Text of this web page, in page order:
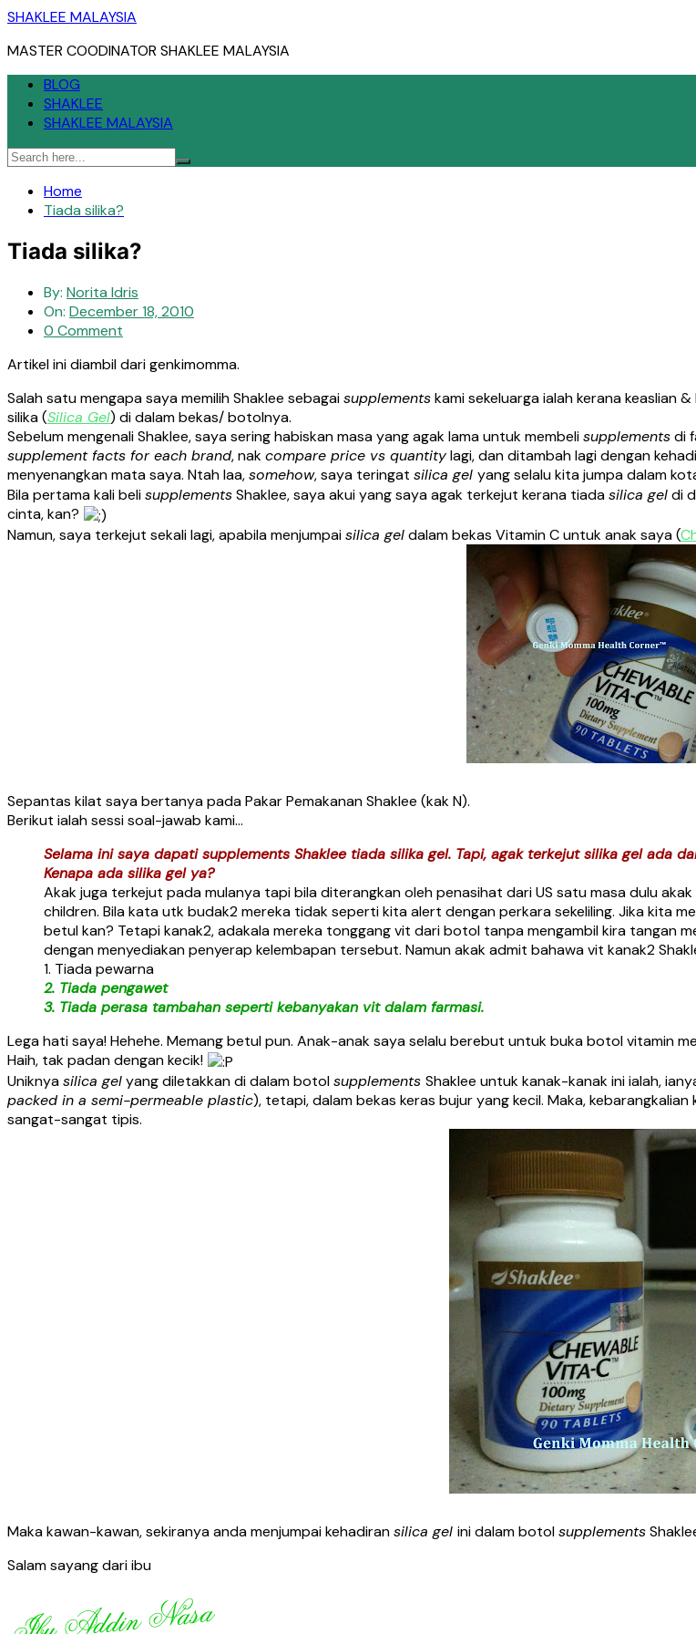
Skip
content
SHAKLEE MALAYSIA
MASTER COODINATOR SHAKLEE MALAYSIA
BLOG
SHAKLEE
SHAKLEE MALAYSIA
Home
Tiada silika?
Tiada silika?
By: Norita Idris
On: December 18, 2010
0 Comment
Artikel ini diambil dari genkimomma.
Salah satu mengapa saya memilih Shaklee sebagaisupplementskami sekeluarga ialah kerana keaslian
silika (Silica Gel) di dalam bekas/ botolnya.
Sebelum mengenali Shaklee, saya sering habiskan masa yang agak lama untuk membelisupplementsdi
supplement facts for each brand, nakcompare price vs quantitylagi, dan ditambah lagi dengan
menyenangkan mata saya. Ntah laa,somehow, saya teringat silica gel yang selalu kita jumpa dalam
Bila pertama kali belisupplementsShaklee, saya akui yang saya agak terkejut kerana tiadasilica geldi
cinta, kan?
Namun, saya terkejut sekali lagi, apabila menjumpaisilica geldalam bekas Vitamin C untuk anak saya (
Sepantas kilat saya bertanya pada Pakar Pemakanan Shaklee (kak N).
Berikut ialah sessi soal-jawab kami…
Selama ini saya dapati supplements Shaklee tiada silika gel. Tapi, agak terkejut silika gel ada
Kenapa ada silika gel ya?
Akak juga terkejut pada mulanya tapi bila diterangkan oleh penasihat dari US satu masa dulu
children. Bila kata utk budak2 mereka tidak seperti kita alert dengan perkara sekeliling. Jika kita
betul kan? Tetapi kanak2, adakala mereka tonggang vit dari botol tanpa mengambil kira tangan
dengan menyediakan penyerap kelembapan tersebut. Namun akak admit bahawa vit kanak2
1. Tiada pewarna
2. Tiada pengawet
3. Tiada perasa tambahan seperti kebanyakan vit dalam farmasi.
Lega hati saya! Hehehe. Memang betul pun. Anak-anak saya selalu berebut untuk buka botol vitamin
Haih, tak padan dengan kecik!
Uniknyasilica gelyang diletakkan di dalam botolsupplements Shaklee untuk kanak-kanak ini ialah,
packed in a semi-permeable plastic), tetapi, dalam bekas keras bujur yang kecil. Maka,
sangat-sangat tipis.
Maka kawan-kawan, sekiranya anda menjumpai kehadiransilica gel ini dalam botolsupplements
Salam sayang dari ibu